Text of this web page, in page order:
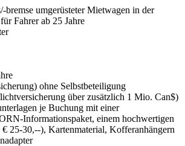
bremse umgerüsteter Mietwagen in der
Fahrer ab 25 Jahre
ohne Selbstbeteiligung
über zusätzlich 1 Mio. Can$)
je Buchung mit einer
Informationspaket, einem hochwertigen
25-30,--), Kartenmaterial, Kofferanhängern